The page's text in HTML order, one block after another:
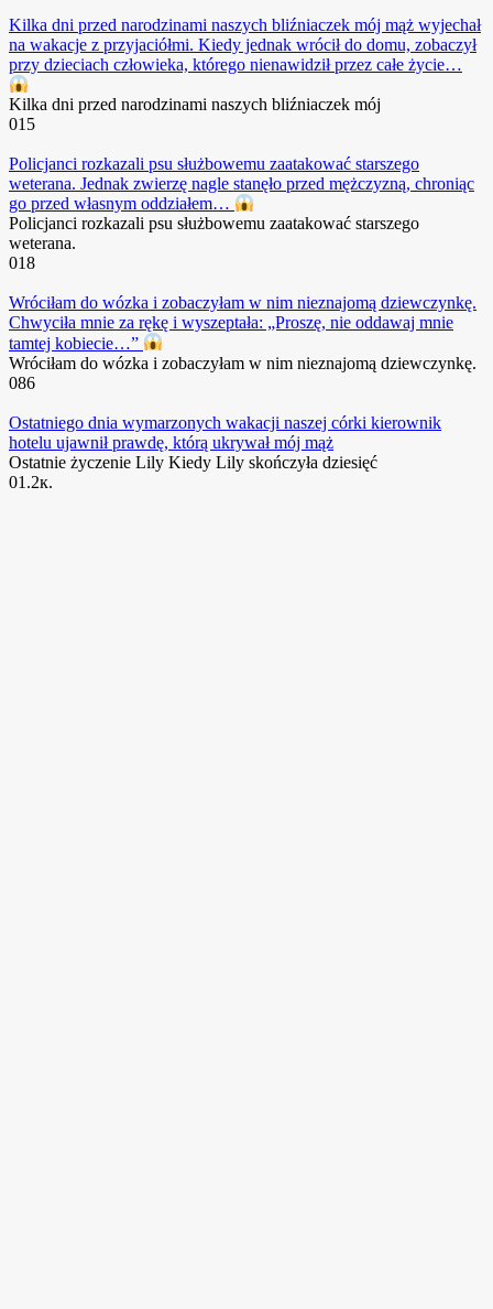
Kilka dni przed narodzinami naszych bliźniaczek mój mąż wyjechał
na wakacje z przyjaciółmi. Kiedy jednak wrócił do domu, zobaczył
przy dzieciach człowieka, którego nienawidził przez całe życie…
Kilka dni przed narodzinami naszych bliźniaczek mój
015
Policjanci rozkazali psu służbowemu zaatakować starszego
weterana. Jednak zwierzę nagle stanęło przed mężczyzną, chroniąc
go przed własnym oddziałem…
Policjanci rozkazali psu służbowemu zaatakować starszego
weterana.
018
Wróciłam do wózka i zobaczyłam w nim nieznajomą dziewczynkę.
Chwyciła mnie za rękę i wyszeptała: „Proszę, nie oddawaj mnie
tamtej kobiecie…”
Wróciłam do wózka i zobaczyłam w nim nieznajomą dziewczynkę.
086
Ostatniego dnia wymarzonych wakacji naszej córki kierownik
hotelu ujawnił prawdę, którą ukrywał mój mąż
Ostatnie życzenie Lily Kiedy Lily skończyła dziesięć
01.2к.